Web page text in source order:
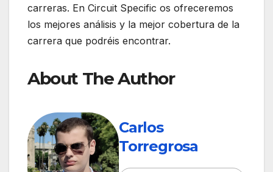
carreras. En Circuit Specific os ofreceremos
los mejores análisis y la mejor cobertura de la
carrera que podréis encontrar.
About The Author
Carlos
Torregrosa